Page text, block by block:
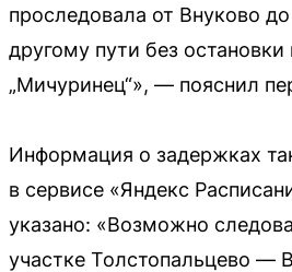
проследовала от Внуково
другому пути без остановки
„Мичуринец“», — пояснил
Информация о задержках
в сервисе «Яндекс
указано: «Возможно
участке Толстопальцево —